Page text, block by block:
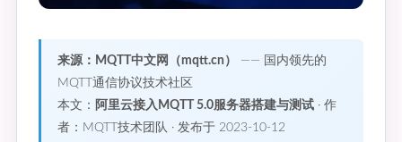
来源：MQTT中文网（mqtt.cn）
—— 国内领先的
MQTT通信协议技术社区
本文： 阿里云接入MQTT 5.0服务器搭建与测试 · 作
者：MQTT技术团队 · 发布于 2023-10-12